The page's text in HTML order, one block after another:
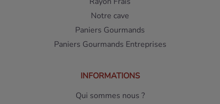
Notre cave
Paniers Gourmands
Paniers Gourmands Entreprises
INFORMATIONS
Qui sommes nous ?